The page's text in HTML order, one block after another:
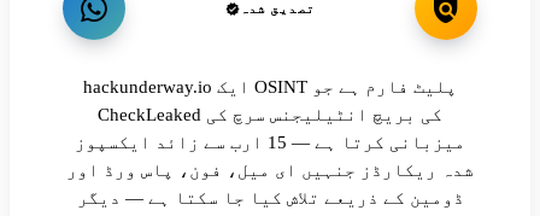
تصدیق شدہ
hackunderway.io ایک OSINT پلیٹ فارم ہے جو
CheckLeaked کی بریچ انٹیلیجنس سرچ کی
میزبانی کرتا ہے — 15 ارب سے زائد ایکسپوز
شدہ ریکارڈز جنہیں ای میل، فون، پاس ورڈ اور
ڈومین کے ذریعے تلاش کیا جا سکتا ہے — دیگر